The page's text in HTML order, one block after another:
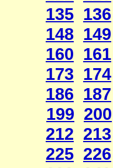
135 136
148 149
160 161
173 174
186 187
199 200
212 213
225 226